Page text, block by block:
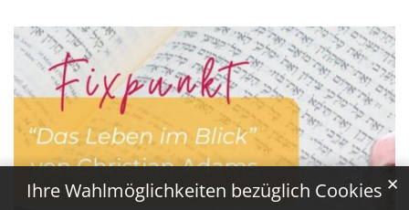
Ihre Wahlmöglichkeiten bezüglich Cookies ✕